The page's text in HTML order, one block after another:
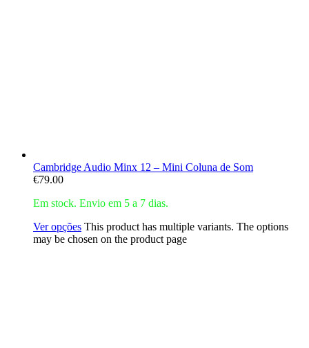
Cambridge Audio Minx 12 – Mini Coluna de Som
€79.00
Em stock. Envio em 5 a 7 dias.
Ver opções This product has multiple variants. The options
may be chosen on the product page